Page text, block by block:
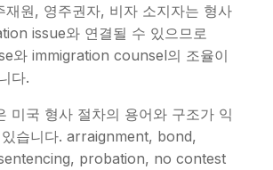
재원, 영주권자, 비자 소지자는 형사
issue와 연결될 수 있으므로
와 immigration counsel의 조율이
다.
미국 형사 절차의 용어와 구조가 익
습니다. arraignment, bond,
probation, no contest